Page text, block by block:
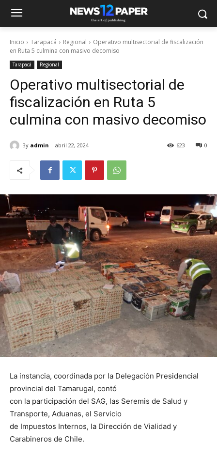
Inicio Tarapacá Regional
Operativo multisectorial de fiscalización
en Ruta 5 culmina con masivo decomiso
Tarapacá Regional
Operativo multisectorial de
fiscalización en Ruta 5
culmina con masivo decomiso
By admin abril 22, 2024 0
623
La instancia, coordinada por la Delegación Presidencial
provincial del Tamarugal, contó
con la participación del SAG, las Seremis de Salud y
Transporte, Aduanas, el Servicio
de Impuestos Internos, la Dirección de Vialidad y
Carabineros de Chile.